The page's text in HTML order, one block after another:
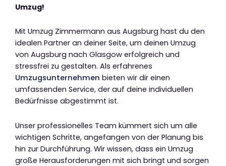
Umzug!
Mit Umzug Zimmermann aus Augsburg hast du den
idealen Partner an deiner Seite, um deinen Umzug
von Augsburg nach Glasgow erfolgreich und
stressfrei zu gestalten. Als erfahrenes
Umzugsunternehmen bieten wir dir einen
umfassenden Service, der auf deine individuellen
Bedürfnisse abgestimmt ist.
Unser professionelles Team kümmert sich um alle
wichtigen Schritte, angefangen von der Planung bis
hin zur Durchführung. Wir wissen, dass ein Umzug
große Herausforderungen mit sich bringt und sorgen